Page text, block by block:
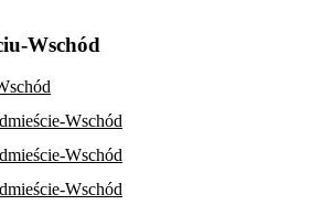
Wschód
Wschód
Wschód
Wschód